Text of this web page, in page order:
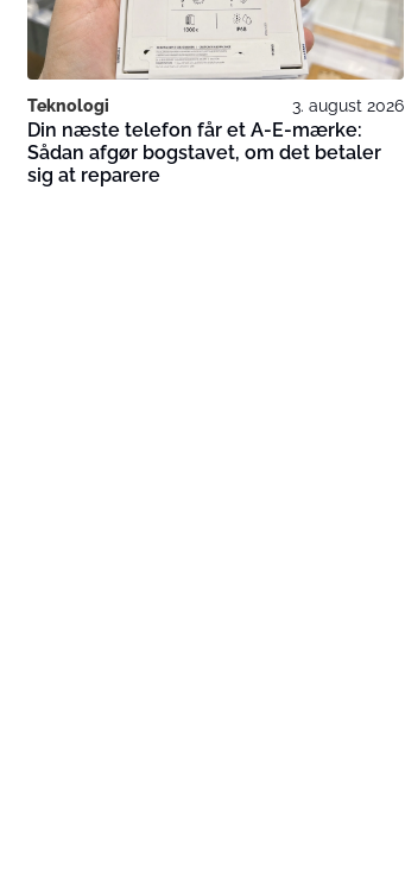
Teknologi 3. august 2026
Din næste telefon får et A-E-mærke:
Sådan afgør bogstavet, om det betaler
sig at reparere